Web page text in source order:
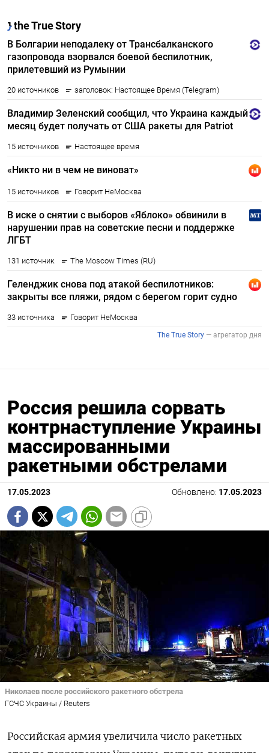
Россия решила сорвать
контрнаступление Украины
массированными
ракетными обстрелами
17.05.2023 Обновлено: 17.05.2023
Николаев после российского ракетного обстрела
ГСЧС Украины / Reuters
Российская армия увеличила число ракетных